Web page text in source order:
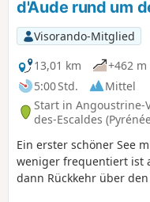
d'Aude rund um
Visorando-Mitglied
13,01 km
+462 m
5:00 Std.
Mittel
Start in Angoustrine-
des-Escaldes
Ein erster schöner See
weniger frequentiert ist
dann Rückkehr über